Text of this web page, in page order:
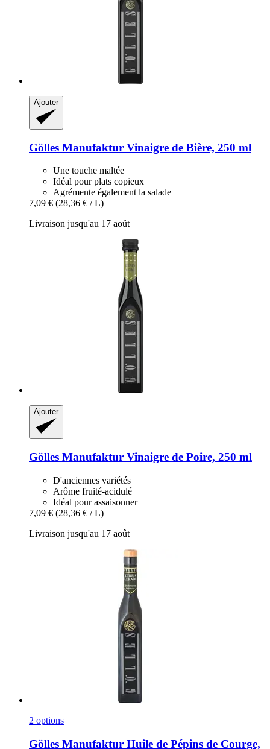
Ajouter
Gölles Manufaktur Vinaigre de Bière, 250 ml
Une touche maltée
Idéal pour plats copieux
Agrémente également la salade
7,09 € (28,36 € / L)
Livraison jusqu'au 17 août
Ajouter
Gölles Manufaktur Vinaigre de Poire, 250 ml
D'anciennes variétés
Arôme fruité-acidulé
Idéal pour assaisonner
7,09 € (28,36 € / L)
Livraison jusqu'au 17 août
2 options
Gölles Manufaktur Huile de Pépins de Courge,